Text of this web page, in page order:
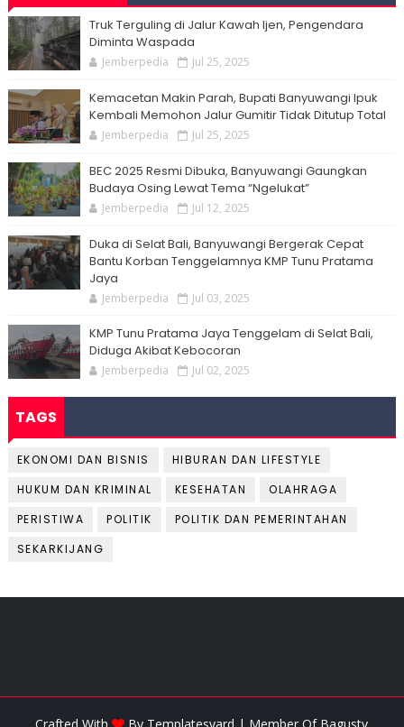
Truk Terguling di Jalur Kawah Ijen, Pengendara
Diminta Waspada
Jemberpedia Jul 25, 2025
Kemacetan Makin Parah, Bupati Banyuwangi Ipuk
Kembali Memohon Jalur Gumitir Tidak Ditutup Total
Jemberpedia Jul 25, 2025
BEC 2025 Resmi Dibuka, Banyuwangi Gaungkan
Budaya Osing Lewat Tema “Ngelukat”
Jemberpedia Jul 12, 2025
Duka di Selat Bali, Banyuwangi Bergerak Cepat
Bantu Korban Tenggelamnya KMP Tunu Pratama
Jaya
Jemberpedia Jul 03, 2025
KMP Tunu Pratama Jaya Tenggelam di Selat Bali,
Diduga Akibat Kebocoran
Jemberpedia Jul 02, 2025
TAGS
EKONOMI DAN BISNIS
HIBURAN DAN LIFESTYLE
HUKUM DAN KRIMINAL
KESEHATAN
OLAHRAGA
PERISTIWA
POLITIK
POLITIK DAN PEMERINTAHAN
SEKARKIJANG
Crafted With By Templatesyard | Member Of Bagustv